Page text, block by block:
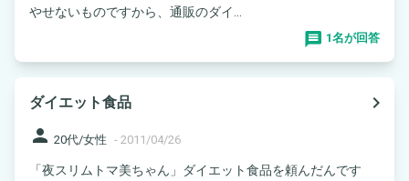
やせないものですから、通販のダイ...
1名が回答
ダイエット食品
navigate_next
person 20代/女性 - 2011/04/26
「夜スリムトマ美ちゃん」ダイエット食品を頼んだんです